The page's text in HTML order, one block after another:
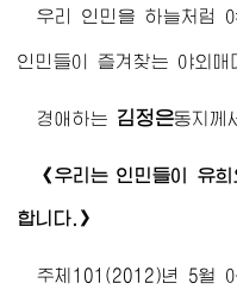
우리 인민을 하늘처럼
인민들이 즐겨찾는 야외매
경애하는 김정은동지 께
《우리는 인민들이 유
합니다.》
주체101(2012)년 5월